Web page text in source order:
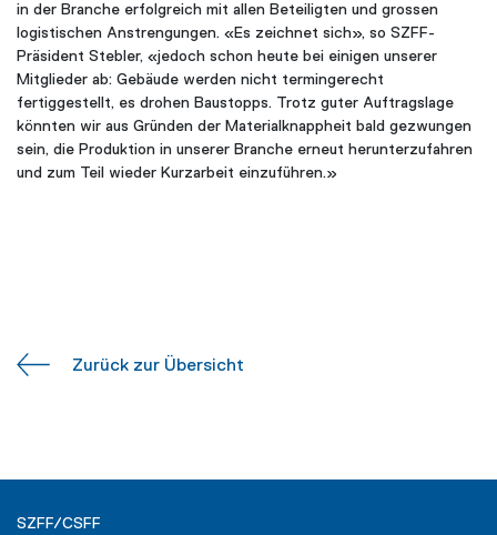
in der Branche erfolgreich mit allen Beteiligten und grossen
logistischen Anstrengungen. «Es zeichnet sich», so SZFF-
Präsident Stebler, «jedoch schon heute bei einigen unserer
Mitglieder ab: Gebäude werden nicht termingerecht
fertiggestellt, es drohen Baustopps. Trotz guter Auftragslage
könnten wir aus Gründen der Materialknappheit bald gezwungen
sein, die Produktion in unserer Branche erneut herunterzufahren
und zum Teil wieder Kurzarbeit einzuführen.»
Zurück zur Übersicht
SZFF/CSFF